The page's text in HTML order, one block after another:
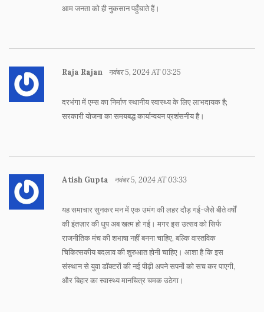
आम जनता को ही नुकसान पहुँचाते हैं।
Raja Rajan नवंबर 5, 2024 AT 03:25
दरभंगा में एम्स का निर्माण स्थानीय स्वास्थ्य के लिए लाभदायक है;
सरकारी योजना का समयबद्ध कार्यान्वयन प्रशंसनीय है।
Atish Gupta नवंबर 5, 2024 AT 03:33
यह समाचार सुनकर मन में एक उमंग की लहर दौड़ गई-जैसे बीते वर्षों
की इंतज़ार की धुप अब खत्म हो गई। मगर इस उत्सव को सिर्फ
राजनीतिक मंच की शभाषा नहीं बनना चाहिए, बल्कि वास्तविक
चिकित्सकीय बदलाव की शुरुआत होनी चाहिए। आशा है कि इस
संस्थान से युवा डॉक्टरों की नई पीढ़ी अपने सपनों को सच कर पाएगी,
और बिहार का स्वास्थ्य मानचित्र चमक उठेगा।